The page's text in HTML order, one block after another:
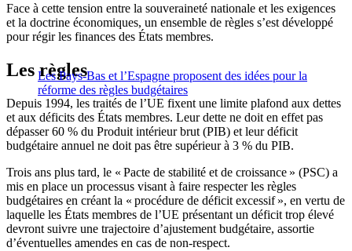
Face à cette tension entre la souveraineté nationale et les exigences
et la doctrine économiques, un ensemble de règles s’est développé
pour régir les finances des États membres.
Les Pays-Bas et l’Espagne proposent des idées pour la
réforme des règles budgétaires
Les règles
Depuis 1994, les traités de l’UE fixent une limite plafond aux dettes
et aux déficits des États membres. Leur dette ne doit en effet pas
dépasser 60 % du Produit intérieur brut (PIB) et leur déficit
budgétaire annuel ne doit pas être supérieur à 3 % du PIB.
Trois ans plus tard, le « Pacte de stabilité et de croissance » (PSC) a
mis en place un processus visant à faire respecter les règles
budgétaires en créant la « procédure de déficit excessif », en vertu de
laquelle les États membres de l’UE présentant un déficit trop élevé
devront suivre une trajectoire d’ajustement budgétaire, assortie
d’éventuelles amendes en cas de non-respect.